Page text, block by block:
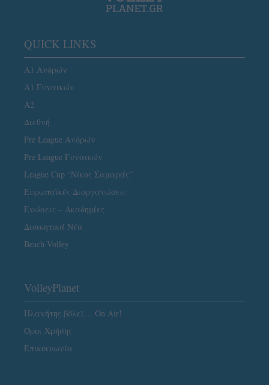
QUICK LINKS
Α1 Ανδρών
Α1 Γυναικών
A2
Διεθνή
Pre League Ανδρών
Pre League Γυναικών
League Cup “Νίκος Σαμαράς”
Ευρωπαϊκές Διοργανώσεις
Ενώσεις – Ακαδημίες
Διοικητικά Νέα
Beach Volley
VolleyPlanet
Πλανήτης βόλεϊ… On Air!
Όροι Χρήσης
Επικοινωνία